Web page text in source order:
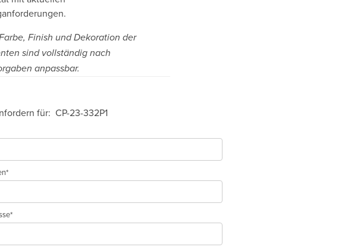
Finish und Dekoration der
sind vollständig nach
anpassbar.
für: CP-23-332P1